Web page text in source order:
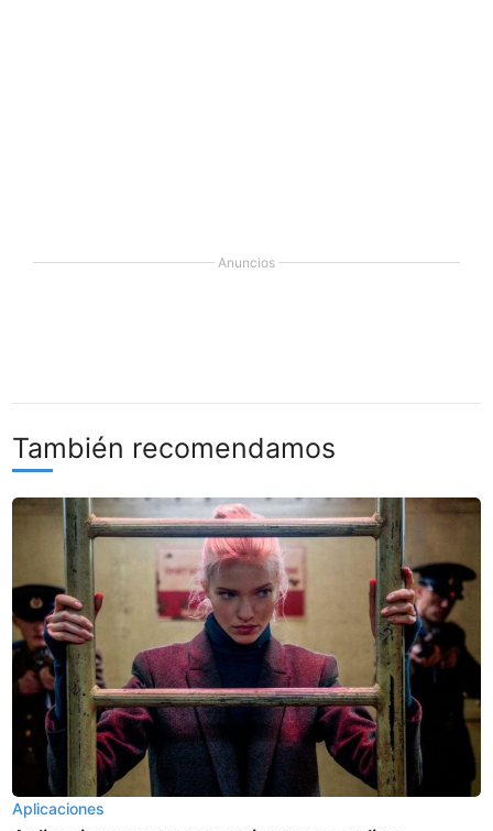
Anuncios
También recomendamos
Aplicaciones